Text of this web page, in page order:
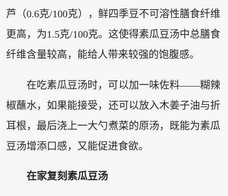
芦（0.6克/100克），鲜四季豆不可溶性膳食纤维
更高，为1.5克/100克。这使得素瓜豆汤中总膳食
纤维含量较高，能给人带来较强的饱腹感。
在吃素瓜豆汤时，可以加一味佐料——糊辣
椒蘸水，如果能接受，还可以放入木姜子油与折
耳根，最后浇上一大勺煮菜的原汤，既能为素瓜
豆汤增添口感，又能促进食欲。
在家复刻素瓜豆汤